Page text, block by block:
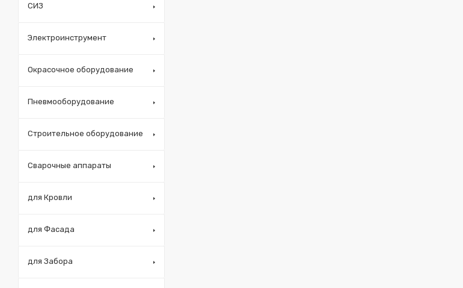
СИЗ
Электроинструмент
Окрасочное оборудование
Пневмооборудование
Строительное оборудование
Сварочные аппараты
для Кровли
для Фасада
для Забора